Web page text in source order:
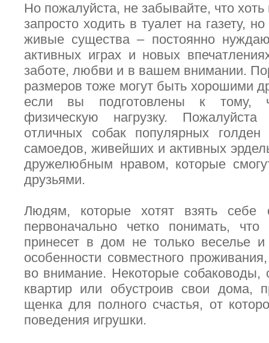
Но пожалуйста, не забывайте, что хоть
запросто ходить в туалет на газету,
живые существа – постоянно
активных играх и новых
заботе, любви и в вашем внимании.
размеров тоже могут быть хорошими
если вы подготовлены к тому,
физическую нагрузку.
отличных собак популярных голден
самоедов, живейших и активных
дружелюбным нравом, которые
друзьями.
Людям, которые хотят взять себе
первоначально четко понимать,
принесет в дом не только веселье
особенности совместного
во внимание. Некоторые
квартир или обустроив свои дома,
щенка для полного счастья, от
поведения игрушки.